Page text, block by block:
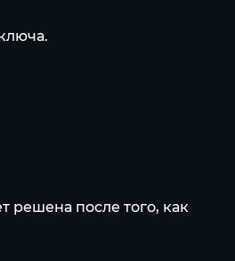
решена после того, как